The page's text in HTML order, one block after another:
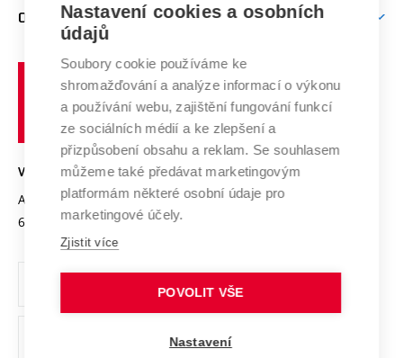
E-přihláška
Doktorské studium
Podpora podnikání
Mezinárodní vědecká rada
Systém zajišťování kvality výzkumu
Výzkumné infrastruktury
Transfer znalostí
Open Science
Projekty
Projekty ze strukturálních fondů
Specifický výzkum
Zahraniční spolupráce
Spolupráce se školami
Služby univerzity
Mezinárodní dohody
Univerzitní sítě
O UNIVERZITĚ
Profil univerzity
Udržitelná univerzita
Podnikavá univerzita / ContriBUTe
Bezpečná univerzita
Vyznamenání
Organizační struktura
Ochrana osobních údajů
odkaz)
učení
technické
VYSOKÉ UČENÍ TECHNICKÉ V BRNĚ
Antonínská 548/1
602 00 Brno
www.vut.cz
vut@vutbr.cz
Nastavení cookies a osobních
údajů
Soubory cookie používáme ke
shromažďování a analýze informací o výkonu
a používání webu, zajištění fungování funkcí
ze sociálních médií a ke zlepšení a
přizpůsobení obsahu a reklam. Se souhlasem
můžeme také předávat marketingovým
platformám některé osobní údaje pro
marketingové účely.
Zjistit více
POVOLIT VŠE
Nastavení